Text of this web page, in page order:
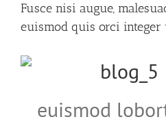
Fusce nisi augue,
euismod quis orci integer
euismod